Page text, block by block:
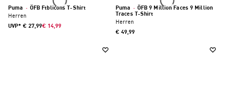
Puma · ÖFB Ftblicons T-Shirt
Herren
UVP* € 27,99€ 14,99
Puma · ÖFB 9 Million Faces 9 Million
Traces T-Shirt
Herren
€ 49,99